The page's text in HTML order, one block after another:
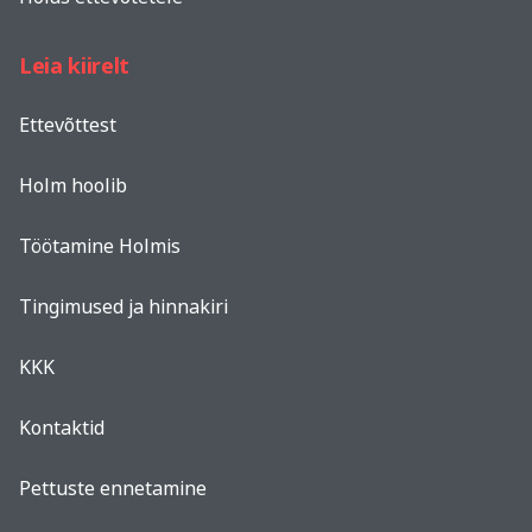
Leia kiirelt
Ettevõttest
Holm hoolib
Töötamine Holmis
Tingimused ja hinnakiri
KKK
Kontaktid
Pettuste ennetamine